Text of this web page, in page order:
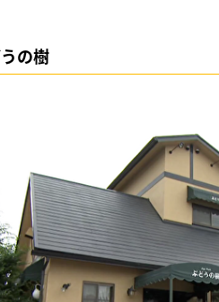
の樹